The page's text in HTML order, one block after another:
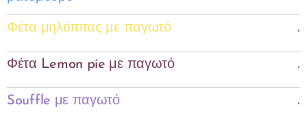
Φέτα μηλόπιτας με παγωτό .
Φέτα Lemon pie με παγωτό .
Souffle με παγωτό .